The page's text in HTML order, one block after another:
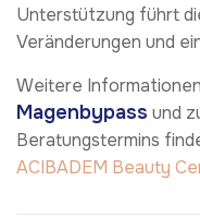
Unterstützung führt
Veränderungen und
Weitere
Magenbypass und
Beratungstermins
ACIBADEM Beauty